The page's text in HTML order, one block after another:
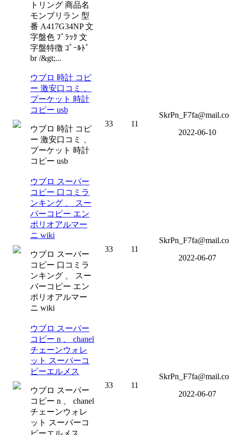
トリング 商品名
モンブリラン 型
番 A417G34NP 文
字盤色 ﾌﾞﾗｯｸ 文
字盤特徴 ｺﾞｰﾙﾄﾞ
br /&gt;...
ウブロ 時計 コピ
ー 激安口コミ 、
プーケット 時計
コピー usb
ウブロ 時計 コピ
ー 激安口コミ 、
プーケット 時計
コピー usb
33 11
2022-06-10
ウブロ スーパー
コピー 口コミラ
ンキング 、 スー
パーコピー エン
ポリオアルマー
ニ wiki
ウブロ スーパー
コピー 口コミラ
ンキング 、 スー
パーコピー エン
ポリオアルマー
ニ wiki
33 11
2022-06-07
ウブロ スーパー
コピー n 、 chanel
チェーンウォレ
ット スーパーコ
ピーエルメス
ウブロ スーパー
コピー n 、 chanel
チェーンウォレ
ット スーパーコ
ピーエルメス
33 11
2022-06-07